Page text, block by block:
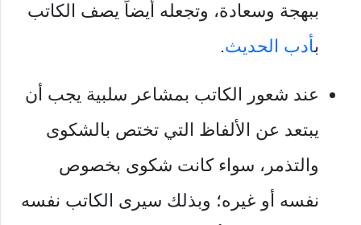
ببهجة وسعادة، وتجعله أيضاً يصف الكاتب
بأدب الحديث.
عند شعور الكاتب بمشاعر سلبية يجب أن
يبتعد عن الألفاظ التي تختص بالشكوى
والتذمر، سواء كانت شكوى بخصوص
نفسه أو غيره؛ وبذلك سيرى الكاتب نفسه